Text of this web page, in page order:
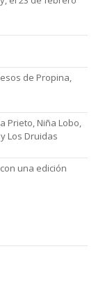
de Propina,
Prieto, Niña Lobo,
Los Druidas
una edición